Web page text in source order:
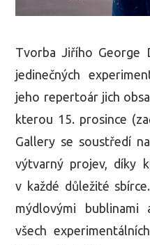
Tvorba Jiřího George
jedinečných
jeho repertoár jich
kterou 15. prosince
Gallery se soustředí
výtvarný projev, díky
v každé důležité
mýdlovými
všech